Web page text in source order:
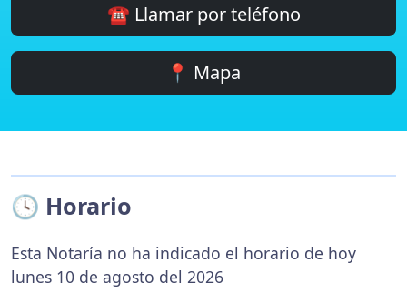
☎️ Llamar por teléfono
📍 Mapa
🕓 Horario
Esta Notaría no ha indicado el horario de hoy
lunes 10 de agosto del 2026